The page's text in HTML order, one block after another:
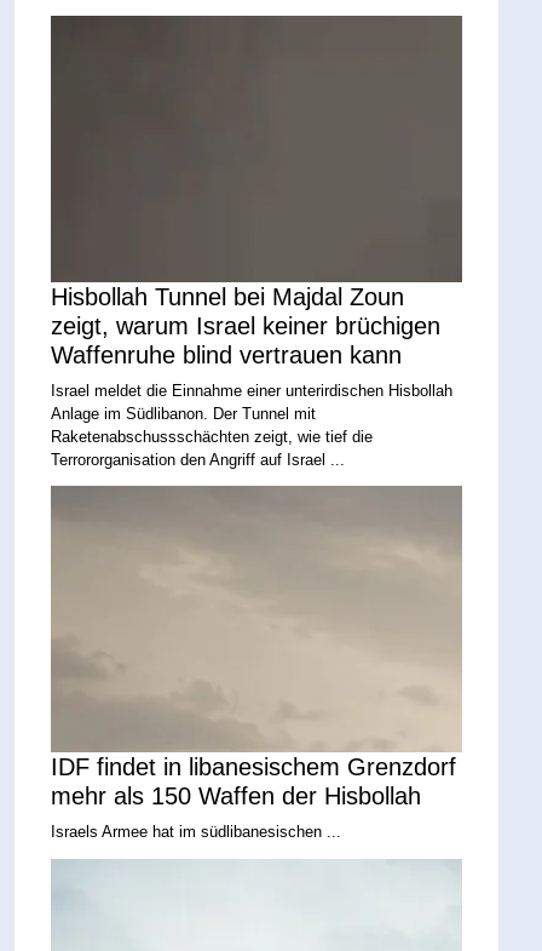
Hisbollah Tunnel bei Majdal Zoun
zeigt, warum Israel keiner brüchigen
Waffenruhe blind vertrauen kann
Israel meldet die Einnahme einer unterirdischen Hisbollah
Anlage im Südlibanon. Der Tunnel mit
Raketenabschussschächten zeigt, wie tief die
Terrororganisation den Angriff auf Israel ...
IDF findet in libanesischem Grenzdorf
mehr als 150 Waffen der Hisbollah
Israels Armee hat im südlibanesischen ...